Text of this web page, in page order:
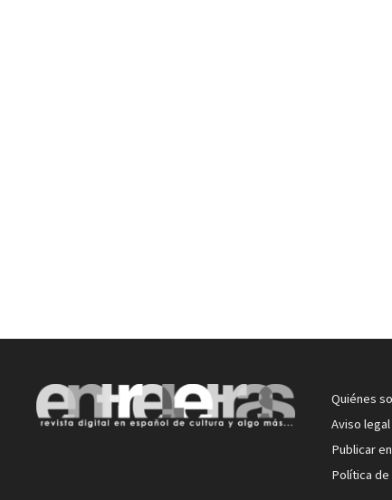
Quiénes
Aviso legal
Publicar
Política